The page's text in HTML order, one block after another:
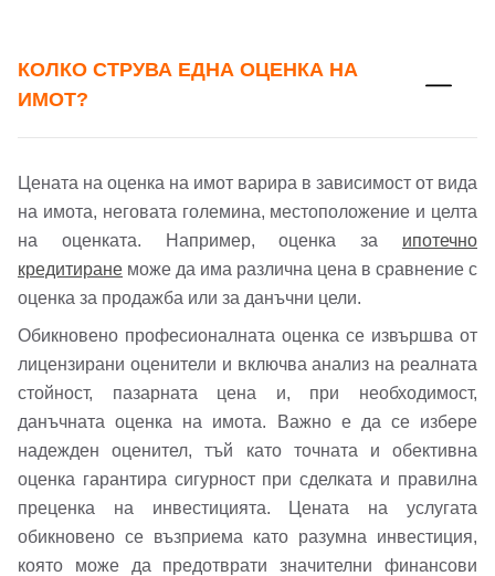
КОЛКО СТРУВА ЕДНА ОЦЕНКА НА
ИМОТ?
Цената на оценка на имот варира в зависимост от вида
на имота, неговата големина, местоположение и целта
на оценката. Например, оценка за ипотечно
кредитиране може да има различна цена в сравнение с
оценка за продажба или за данъчни цели.
Обикновено професионалната оценка се извършва от
лицензирани оценители и включва анализ на реалната
стойност, пазарната цена и, при необходимост,
данъчната оценка на имота. Важно е да се избере
надежден оценител, тъй като точната и обективна
оценка гарантира сигурност при сделката и правилна
преценка на инвестицията. Цената на услугата
обикновено се възприема като разумна инвестиция,
която може да предотврати значителни финансови